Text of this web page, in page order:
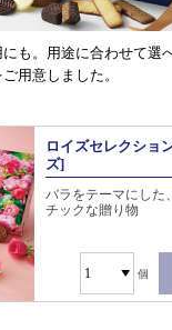
も。用途に合わせて選
用意しました。
ロイズセレクショ
ズ]
バラをテーマにした
チックな贈り物
個